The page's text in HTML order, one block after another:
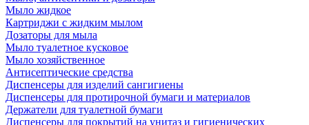
Мыло жидкое
Картриджи с жидким мылом
Дозаторы для мыла
Мыло туалетное кусковое
Мыло хозяйственное
Антисептические средства
Диспенсеры для изделий сангигиены
Диспенсеры для протирочной бумаги и материалов
Держатели для туалетной бумаги
Диспенсеры для покрытий на унитаз и гигиенических